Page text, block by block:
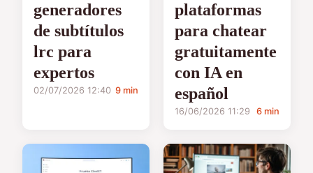
generadores
de subtítulos
lrc para
expertos
02/07/2026 12:40 9 min
plataformas
para chatear
gratuitamente
con IA en
español
16/06/2026 11:29 6 min